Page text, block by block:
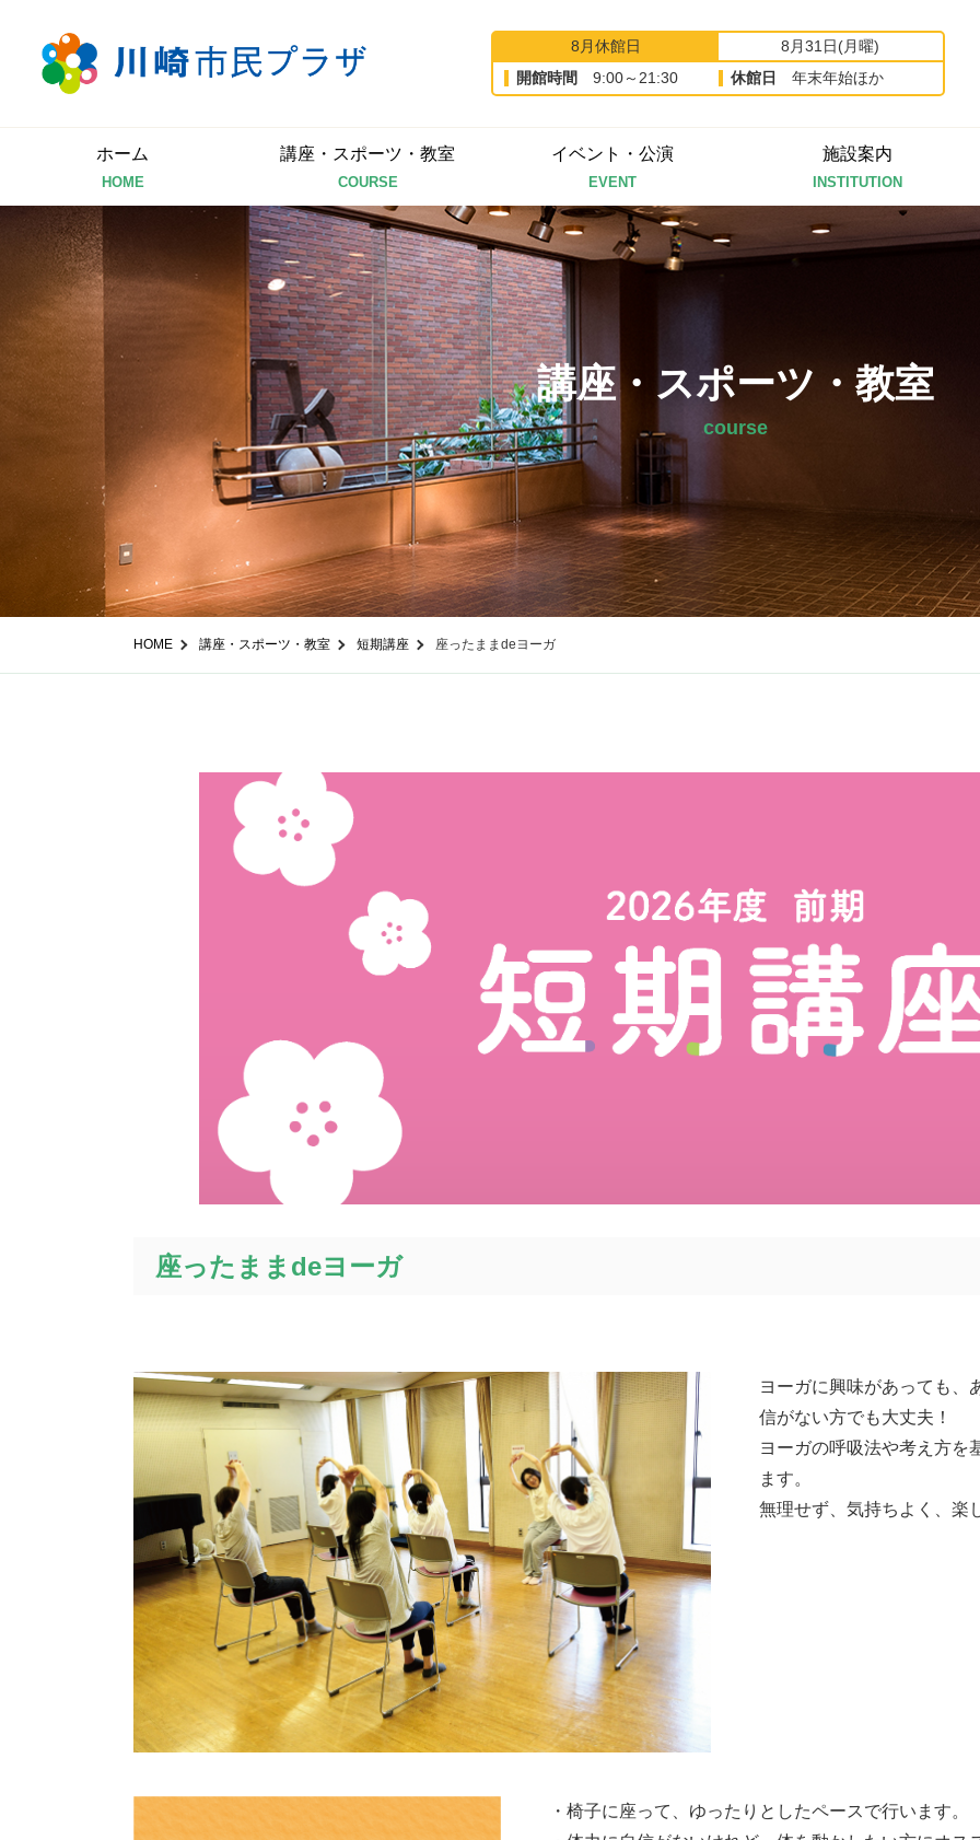
8月休館日
8月31日(月曜)
開館時間
9:00～21:30 休館日 年末年始ほか
ホーム
HOME
講座・スポーツ・教室
COURSE
イベント・公演
EVENT
施設案内
INSTITUTION
講座・スポーツ・教室
course
HOME 講座・スポーツ・教室 短期講座 座ったままdeヨーガ
座ったままdeヨーガ
ヨーガに興味があっても、
信がない方でも大丈夫！
ヨーガの呼吸法や考え方を
ます。
無理せず、気持ちよく、楽
・椅子に座って、ゆったりとしたペースで行います。